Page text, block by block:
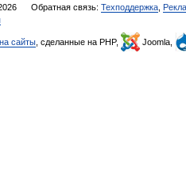
Обратная связь: Техподдержка
сайты , сделанные на PHP, Joomla,